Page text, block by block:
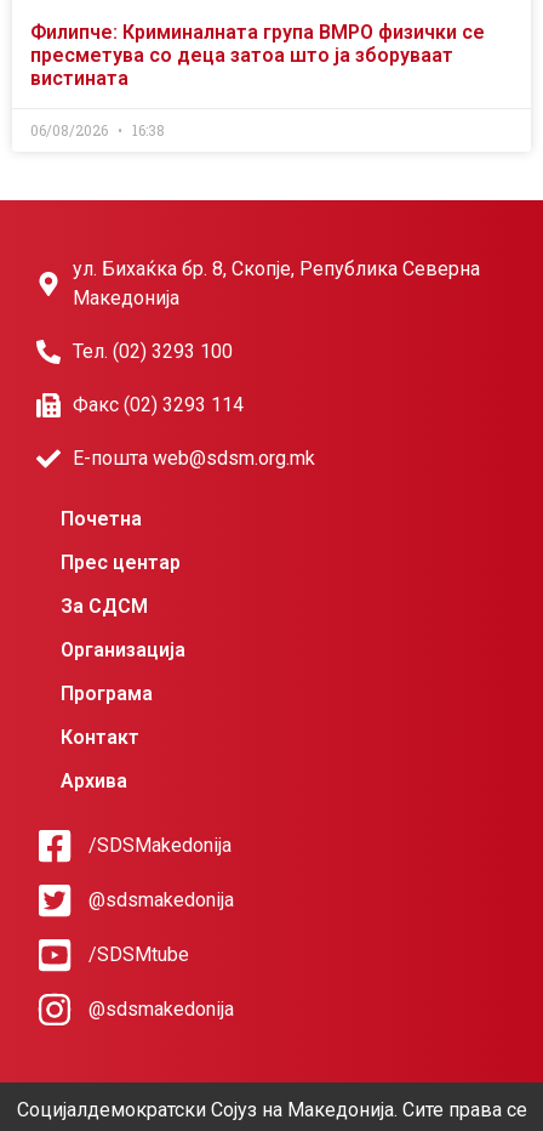
Филипче: Криминалната група ВМРО физички се
пресметува со деца затоа што ја зборуваат
вистината
06/08/2026 16:38
ул. Бихаќка бр. 8, Скопје, Република Северна
Македонија
Тел. (02) 3293 100
Факс (02) 3293 114
Е-пошта web@sdsm.org.mk
Почетна
Прес центар
За СДСМ
Организација
Програма
Контакт
Архива
/SDSMakedonija
@sdsmakedonija
/SDSMtube
@sdsmakedonija
Социјалдемократски Сојуз на Македонија. Сите права се